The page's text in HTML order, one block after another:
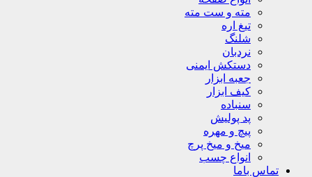
مته و ست مته
تیغ اره
شلنگ
نردبان
دستکش ایمنی
جعبه ابزار
کیف ابزار
سنباده
پد پولیش
پیچ و مهره
میخ و میخ پرچ
انواع چسب
تماس باما